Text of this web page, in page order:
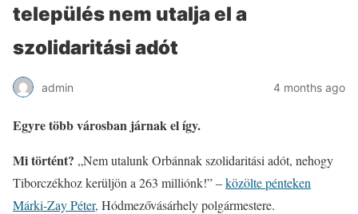
település nem utalja el a
szolidaritási adót
admin 4 months ago
Egyre több városban járnak el így.
Mi történt? „Nem utalunk Orbánnak szolidaritási adót, nehogy
Tiborczékhoz kerüljön a 263 milliónk!” –közölte pénteken
Márki-Zay Péter, Hódmezővásárhely polgármestere.